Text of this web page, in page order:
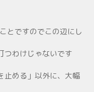
とですのでこの辺にし
つわけじゃないです
止める」以外に、大幅